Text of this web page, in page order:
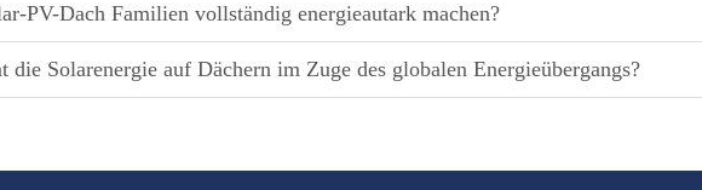
PV-Dach Familien vollständig energieautark machen?
die Solarenergie auf Dächern im Zuge des globalen Energieübergangs?